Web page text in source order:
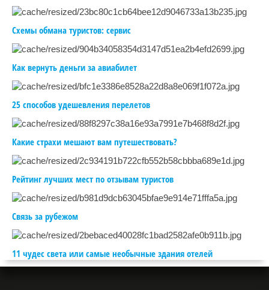
Схемы обмана туристов: сервис
Как вернуть деньги за авиабилет
25 способов удешевления перелетов
Какие страхи мешают вам путешествовать?
Рейтинг лучших мест по отзывам туристов
Связь за рубежом
11 чудес света или самые необычные здания отелей